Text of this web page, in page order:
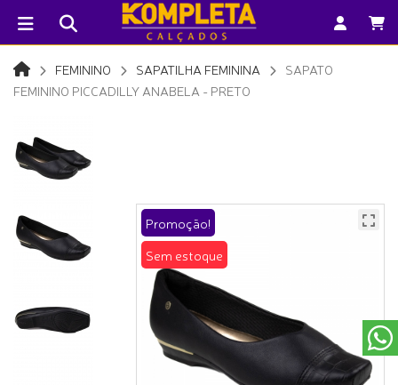
FEMININO SAPATILHA FEMININA
SAPATO
FEMININO PICCADILLY ANABELA - PRETO
Promoção!
Sem estoque